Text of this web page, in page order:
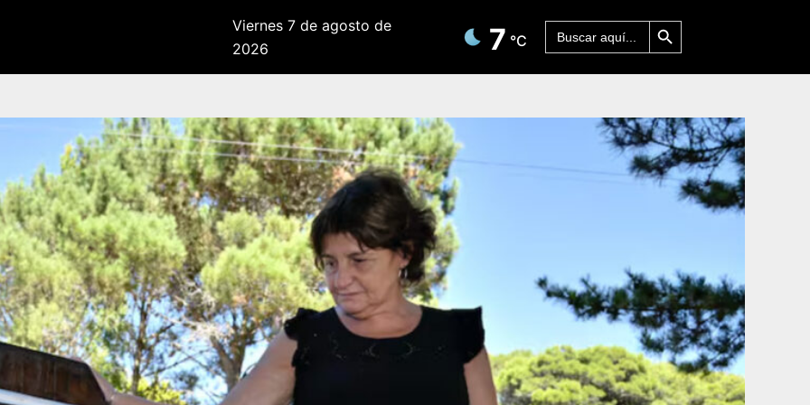
Viernes 7 de agosto de
2026
7 °C
Buscar: Botón de búsqueda